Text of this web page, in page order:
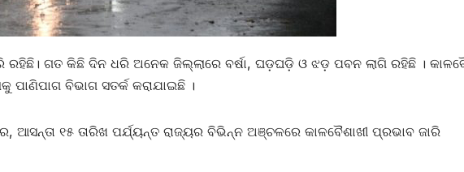
ରହିଛି। ଗତ କିଛି ଦିନ ଧରି ଅନେକ ଜିଲ୍ଲାରେ ବର୍ଷା, ଘଡ଼ଘଡ଼ି ଓ ଝଡ଼ ପବନ ଲାଗି ରହିଛି ।
ପାଣିପାଗ ବିଭାଗ ସତର୍କ କରାଯାଇଛି ।
ଆସନ୍ତା ୧୫ ତାରିଖ ପର୍ଯ୍ୟନ୍ତ ରାଜ୍ୟର ବିଭିନ୍ନ ଅଞ୍ଚଳରେ କାଳବୈଶାଖୀ ପ୍ରଭାବ ଜାରି